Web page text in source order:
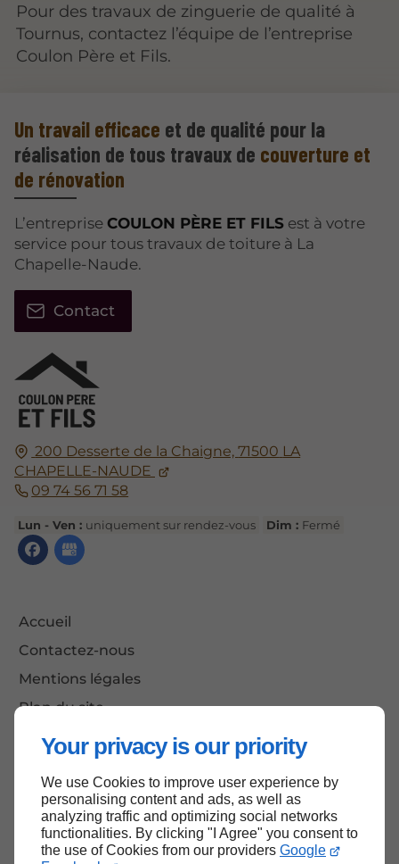
Your privacy is our priority
We use Cookies to improve user experience by
personalising content and ads, as well as
analyzing traffic and optimizing social networks
functionalities. By clicking "I Agree" you consent to
the use of Cookies from our providers Google
Pour des travaux de zinguerie de qualité à
Tournus, contactez l’équipe de l’entreprise
Coulon Père et Fils.
200 Desserte de la Chaigne,71500 LA
CHAPELLE-NAUDE
09 74 56 71 58
Lun - Ven : uniquement sur rendez-vous Dim : Fermé
Accueil
Contactez-nous
Mentions légales
Plan du site
Un travail efficace et de qualité pour la
réalisation de tous travaux de couverture et
de rénovation
L’entreprise COULON PÈRE ET FILS est à votre
service pour tous travaux de toiture à La
Chapelle-Naude.
Contact
Haut de page